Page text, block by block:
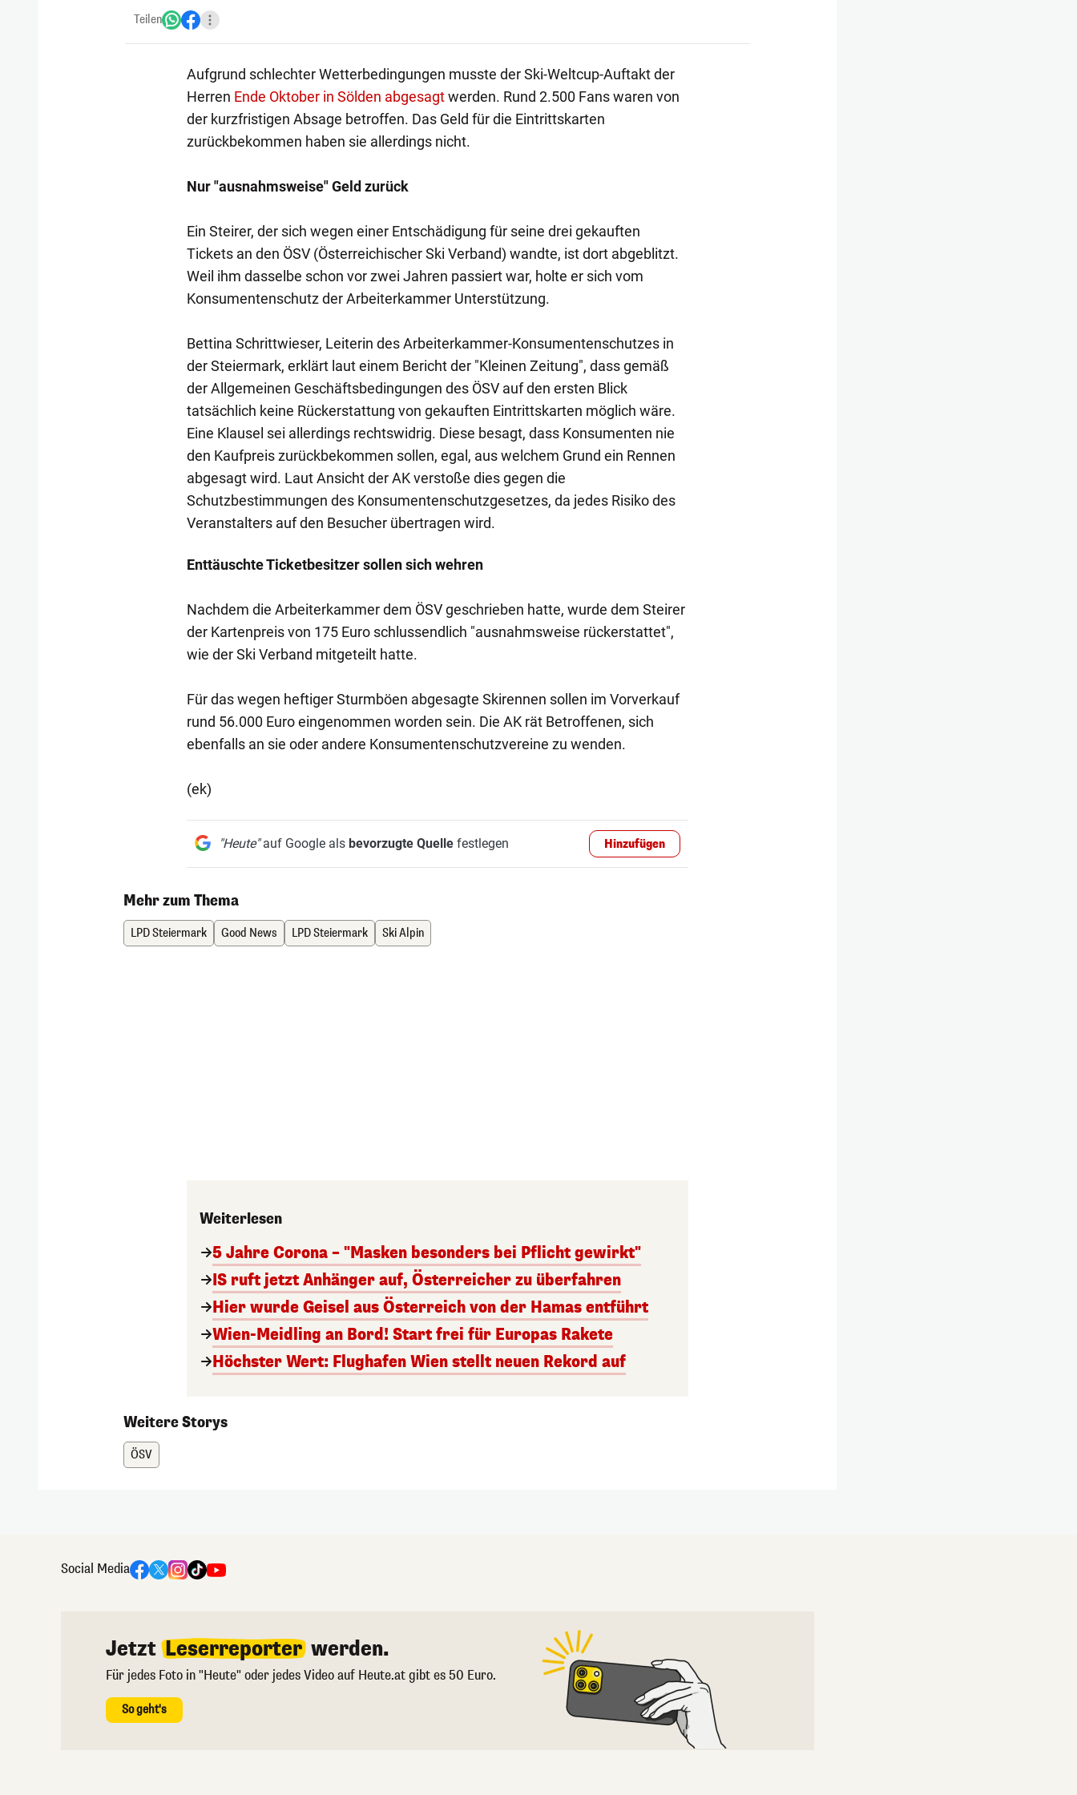
Teilen
Aufgrund schlechter Wetterbedingungen musste der Ski-Weltcup-Auftakt der
Herren Ende Oktober in Sölden abgesagtwerden. Rund 2.500 Fans waren von
der kurzfristigen Absage betroffen. Das Geld für die Eintrittskarten
zurückbekommen haben sie allerdings nicht.
Nur "ausnahmsweise" Geld zurück
Ein Steirer, der sich wegen einer Entschädigung für seine drei gekauften
Tickets an den ÖSV (Österreichischer Ski Verband) wandte, ist dort abgeblitzt.
Weil ihm dasselbe schon vor zwei Jahren passiert war, holte er sich vom
Konsumentenschutz der Arbeiterkammer Unterstützung.
Bettina Schrittwieser, Leiterin des Arbeiterkammer-Konsumentenschutzes in
der Steiermark, erklärt laut einem Bericht der "Kleinen Zeitung", dass gemäß
der Allgemeinen Geschäftsbedingungen des ÖSV auf den ersten Blick
tatsächlich keine Rückerstattung von gekauften Eintrittskarten möglich wäre.
Eine Klausel sei allerdings rechtswidrig. Diese besagt, dass Konsumenten nie
den Kaufpreis zurückbekommen sollen, egal, aus welchem Grund ein Rennen
abgesagt wird. Laut Ansicht der AK verstoße dies gegen die
Schutzbestimmungen des Konsumentenschutzgesetzes, da jedes Risiko des
Veranstalters auf den Besucher übertragen wird.
Enttäuschte Ticketbesitzer sollen sich wehren
Nachdem die Arbeiterkammer dem ÖSV geschrieben hatte, wurde dem Steirer
der Kartenpreis von 175 Euro schlussendlich "ausnahmsweise rückerstattet",
wie der Ski Verband mitgeteilt hatte.
Für das wegen heftiger Sturmböen abgesagte Skirennen sollen im Vorverkauf
rund 56.000 Euro eingenommen worden sein. Die AK rät Betroffenen, sich
ebenfalls an sie oder andere Konsumentenschutzvereine zu wenden.
(ek)
"Heute"auf Google als bevorzugte Quellefestlegen Hinzufügen
Mehr zum Thema
LPD Steiermark Good News LPD Steiermark Ski Alpin
Weiterlesen
5 Jahre Corona – "Masken besonders bei Pflicht gewirkt"
IS ruft jetzt Anhänger auf, Österreicher zu überfahren
Hier wurde Geisel aus Österreich von der Hamas entführt
Wien-Meidling an Bord! Start frei für Europas Rakete
Höchster Wert: Flughafen Wien stellt neuen Rekord auf
Weitere Storys
ÖSV
Social Media
Jetzt Leserreporter werden.
Für jedes Foto in "Heute" oder jedes Video auf Heute.at gibt es 50 Euro.
So geht's